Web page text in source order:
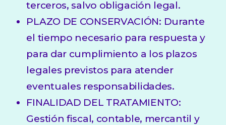
terceros, salvo obligación legal.
PLAZO DE CONSERVACIÓN: Durante
el tiempo necesario para respuesta y
para dar cumplimiento a los plazos
legales previstos para atender
eventuales responsabilidades.
FINALIDAD DEL TRATAMIENTO:
Gestión fiscal, contable, mercantil y